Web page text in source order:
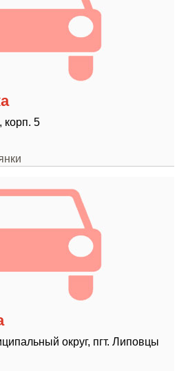
корп. 5
округ, пгт. Липовцы